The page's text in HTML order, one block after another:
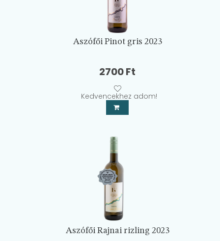
Aszófői Pinot gris 2023
2700Ft
Kedvencekhez adom!
Aszófői Rajnai rizling 2023